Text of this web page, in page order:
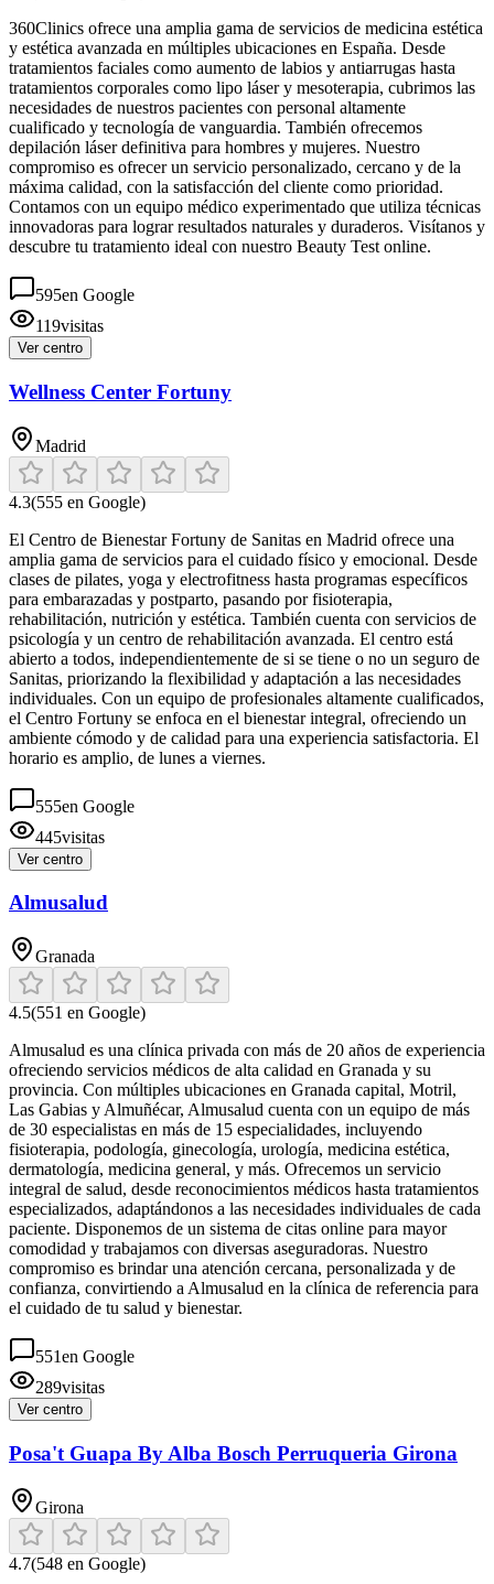
360Clinics ofrece una amplia gama de servicios de medicina estética
y estética avanzada en múltiples ubicaciones en España. Desde
tratamientos faciales como aumento de labios y antiarrugas hasta
tratamientos corporales como lipo láser y mesoterapia, cubrimos las
necesidades de nuestros pacientes con personal altamente
cualificado y tecnología de vanguardia. También ofrecemos
depilación láser definitiva para hombres y mujeres. Nuestro
compromiso es ofrecer un servicio personalizado, cercano y de la
máxima calidad, con la satisfacción del cliente como prioridad.
Contamos con un equipo médico experimentado que utiliza técnicas
innovadoras para lograr resultados naturales y duraderos. Visítanos y
descubre tu tratamiento ideal con nuestro Beauty Test online.
595en Google
119visitas
Ver centro
Wellness Center Fortuny
Madrid
4.3(555 en Google)
El Centro de Bienestar Fortuny de Sanitas en Madrid ofrece una
amplia gama de servicios para el cuidado físico y emocional. Desde
clases de pilates, yoga y electrofitness hasta programas específicos
para embarazadas y postparto, pasando por fisioterapia,
rehabilitación, nutrición y estética. También cuenta con servicios de
psicología y un centro de rehabilitación avanzada. El centro está
abierto a todos, independientemente de si se tiene o no un seguro de
Sanitas, priorizando la flexibilidad y adaptación a las necesidades
individuales. Con un equipo de profesionales altamente cualificados,
el Centro Fortuny se enfoca en el bienestar integral, ofreciendo un
ambiente cómodo y de calidad para una experiencia satisfactoria. El
horario es amplio, de lunes a viernes.
555en Google
445visitas
Ver centro
Almusalud
Granada
4.5(551 en Google)
Almusalud es una clínica privada con más de 20 años de experiencia
ofreciendo servicios médicos de alta calidad en Granada y su
provincia. Con múltiples ubicaciones en Granada capital, Motril,
Las Gabias y Almuñécar, Almusalud cuenta con un equipo de más
de 30 especialistas en más de 15 especialidades, incluyendo
fisioterapia, podología, ginecología, urología, medicina estética,
dermatología, medicina general, y más. Ofrecemos un servicio
integral de salud, desde reconocimientos médicos hasta tratamientos
especializados, adaptándonos a las necesidades individuales de cada
paciente. Disponemos de un sistema de citas online para mayor
comodidad y trabajamos con diversas aseguradoras. Nuestro
compromiso es brindar una atención cercana, personalizada y de
confianza, convirtiendo a Almusalud en la clínica de referencia para
el cuidado de tu salud y bienestar.
551en Google
289visitas
Ver centro
Posa't Guapa By Alba Bosch Perruqueria Girona
Girona
4.7(548 en Google)